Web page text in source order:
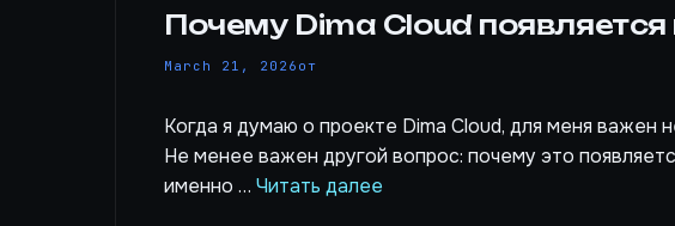
Почему Dima Cloud
March 21, 2026 от
Когда я думаю о проекте Dima Cloud, для меня важен
Не менее важен другой вопрос: почему это
именно … Читать далее